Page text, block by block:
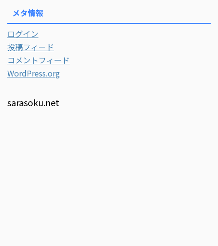
メタ情報
ログイン
投稿フィード
コメントフィード
WordPress.org
sarasoku.net